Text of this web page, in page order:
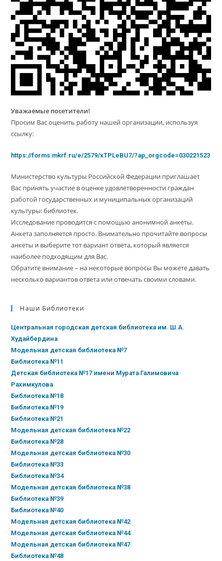
Уважаемые посетители!
Просим Вас оценить работу нашей организации, используя
ссылку:
https://forms.mkrf.ru/e/2579/xTPLeBU7/?ap_orgcode=030221523
Министерство культуры Российской Федерации приглашает
Вас принять участие в оценке удовлетворенности граждан
работой государственных и муниципальных организаций
культуры: библиотек.
Исследование проводится с помощью анонимной анкеты.
Анкета заполняется просто. Внимательно прочитайте вопросы
анкеты и выберите тот вариант ответа, который является
наиболее подходящим для Вас.
Обратите внимание – на некоторые вопросы Вы можете давать
несколько вариантов ответа или отвечать своими словами.
Наши Библиотеки
Центральная городская детская библиотека им. Ш.А.
Худайбердина
Модельная детская библиотека №7
Библиотека №11
Детская библиотека №17 имени Мурата Галимовича
Рахимкулова
Библиотека №18
Библиотека №19
Библиотека №21
Модельная детская библиотека №22
Библиотека №28
Модельная детская библиотека №30
Библиотека №33
Библиотека №34
Модельная детская библиотека №38
Библиотека №39
Библиотека №40
Модельная детская библиотека №42
Модельная детская библиотека №44
Модельная детская библиотека №47
Библиотека №48